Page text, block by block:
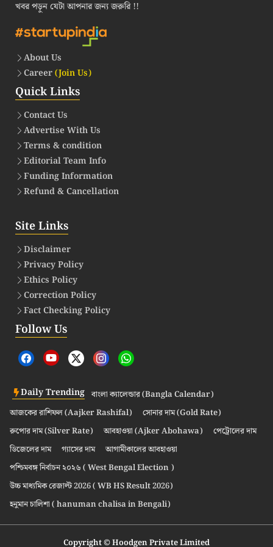
খবর পড়ুন যেটা আপনার জন্য জরুরি !!
About Us
Career(Join Us)
Quick Links
Contact Us
Advertise With Us
Terms & condition
Editorial Team Info
Funding Information
Refund & Cancellation
Site Links
Disclaimer
Privacy Policy
Ethics Policy
Correction Policy
Fact Checking Policy
Follow Us
Daily Trending বাংলা ক্যালেন্ডার (Bangla Calendar)
আজকের রাশিফল (Aajker Rashifal)
সোনার দাম (Gold Rate)
রুপোর দাম (Silver Rate)
আবহাওয়া (Ajker Abohawa)
পেট্রোলের দাম
ডিজেলের দাম
গ্যাসের দাম
আগামীকালের আবহাওয়া
পশ্চিমবঙ্গ নির্বাচন ২০২৬ ( West Bengal Election )
উচ্চ মাধ্যমিক রেজাল্ট 2026 ( WB HS Result 2026)
হনুমান চালিশা ( hanuman chalisa in Bengali)
Copyright © Hoodgen Private Limited